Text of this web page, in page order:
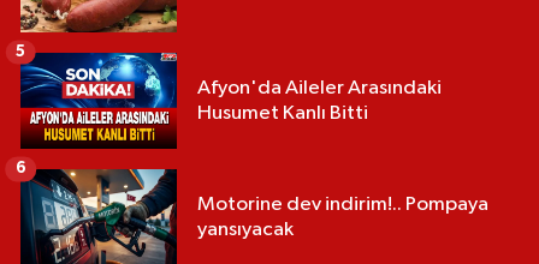
Afyon'da Aileler Arasındaki
Husumet Kanlı Bitti
5
Motorine dev indirim!.. Pompaya
yansıyacak
6